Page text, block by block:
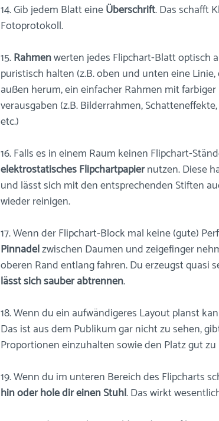
14. Gib jedem Blatt eine Überschrift. Das schafft
Fotoprotokoll.
15. Rahmen werten jedes Flipchart-Blatt optisch
puristisch halten (z.B. oben und unten eine
außen herum, ein einfacher Rahmen mit
verausgaben (z.B. Bilderrahmen,
etc.)
16. Falls es in einem Raum keinen Flipchart-
elektrostatisches Flipchartpapier nutzen. Diese
und lässt sich mit den entsprechenden Stiften
wieder reinigen.
17. Wenn der Flipchart-Block mal keine (gute)
Pinnadel zwischen Daumen und zeigefinger
oberen Rand entlang fahren. Du erzeugst quasi
lässt sich sauber abtrennen.
18. Wenn du ein aufwändigeres Layout planst
Das ist aus dem Publikum gar nicht zu sehen,
Proportionen einzuhalten sowie den Platz gut
19. Wenn du im unteren Bereich des Flipcharts
hin oder hole dir einen Stuhl. Das wirkt